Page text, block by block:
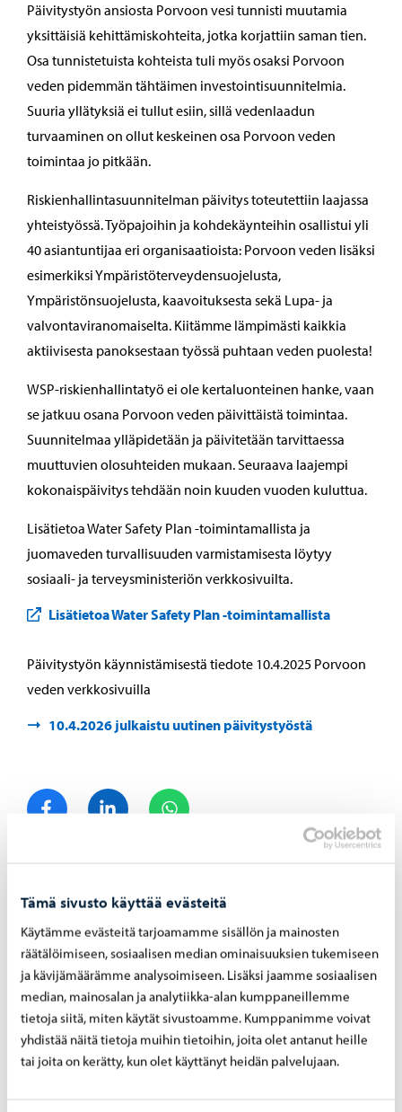
Tämä sivusto käyttää evästeitä
Käytämme evästeitä tarjoamamme sisällön ja mainosten
räätälöimiseen, sosiaalisen median ominaisuuksien tukemiseen
ja kävijämäärämme analysoimiseen. Lisäksi jaamme sosiaalisen
median, mainosalan ja analytiikka-alan kumppaneillemme
tietoja siitä, miten käytät sivustoamme. Kumppanimme voivat
yhdistää näitä tietoja muihin tietoihin, joita olet antanut heille
tai joita on kerätty, kun olet käyttänyt heidän palvelujaan.
Päivitystyön ansiosta Porvoon vesi tunnisti muutamia
yksittäisiä kehittämiskohteita, jotka korjattiin saman tien.
Osa tunnistetuista kohteista tuli myös osaksi Porvoon
veden pidemmän tähtäimen investointisuunnitelmia.
Suuria yllätyksiä ei tullut esiin, sillä vedenlaadun
turvaaminen on ollut keskeinen osa Porvoon veden
toimintaa jo pitkään.
Riskienhallintasuunnitelman päivitys toteutettiin laajassa
yhteistyössä. Työpajoihin ja kohdekäynteihin osallistui yli
40 asiantuntijaa eri organisaatioista: Porvoon veden lisäksi
esimerkiksi Ympäristöterveydensuojelusta,
Ympäristönsuojelusta, kaavoituksesta sekä Lupa- ja
valvontaviranomaiselta. Kiitämme lämpimästi kaikkia
aktiivisesta panoksestaan työssä puhtaan veden puolesta!
WSP-riskienhallintatyö ei ole kertaluonteinen hanke, vaan
se jatkuu osana Porvoon veden päivittäistä toimintaa.
Suunnitelmaa ylläpidetään ja päivitetään tarvittaessa
muuttuvien olosuhteiden mukaan. Seuraava laajempi
kokonaispäivitys tehdään noin kuuden vuoden kuluttua.
Lisätietoa Water Safety Plan -toimintamallista ja
juomaveden turvallisuuden varmistamisesta löytyy
sosiaali- ja terveysministeriön verkkosivuilta.
Lisätietoa Water Safety Plan -toimintamallista
Päivitystyön käynnistämisestä tiedote 10.4.2025 Porvoon
veden verkkosivuilla
10.4.2026 julkaistu uutinen päivitystyöstä
Jaa FacebookJaa LinkedIn
Aiheeseen liittyvät uutiset
Porvoon vesi-27.07.2026
Hu­le­ve­si­vie­mä­rin kor­jaus Kä­rä­jä­ta­lon­tien ja
Ro­vas­tin­tien ris­teyk­sen koh­dal­la – työ alkaa
29.9.